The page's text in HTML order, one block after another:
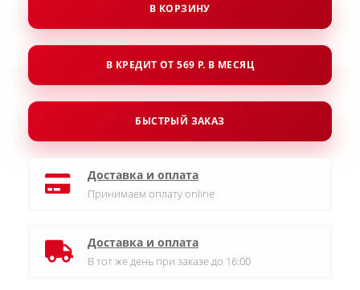
В КОРЗИНУ
В КРЕДИТ ОТ 569 Р. В МЕСЯЦ
БЫСТРЫЙ ЗАКАЗ
Доставка и оплата
Принимаем оплату online
Доставка и оплата
В тот же день при заказе до 16:00